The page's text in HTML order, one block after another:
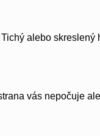
alebo
vás nepočuje